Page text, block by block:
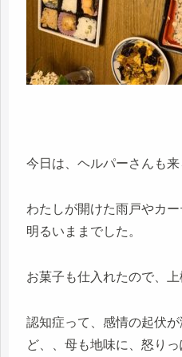
今日は、ヘルパーさんも来
わたしが開けた雨戸やカー
明るいままでした。
お菓子も仕入れたので、上
認知症って、感情の起伏
ど、、母も地味に、怒り